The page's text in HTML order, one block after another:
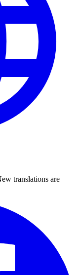
translations are